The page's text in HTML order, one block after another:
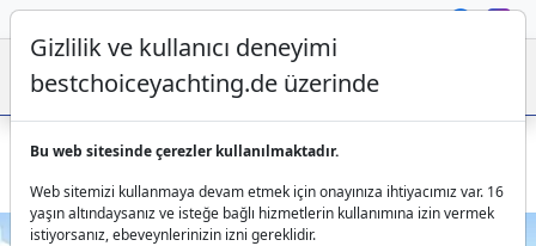
Uniesse 70 Lüks Yat - 2023 Özel Tekne Kiralama Atina
Gizlilik ve kullanıcı deneyimi
bestchoiceyachting.de üzerinde
Bu web sitesinde çerezler kullanılmaktadır.
Web sitemizi kullanmaya devam etmek için onayınıza ihtiyacımız var. 16
yaşın altındaysanız ve isteğe bağlı hizmetlerin kullanımına izin vermek
istiyorsanız, ebeveynlerinizin izni gereklidir.